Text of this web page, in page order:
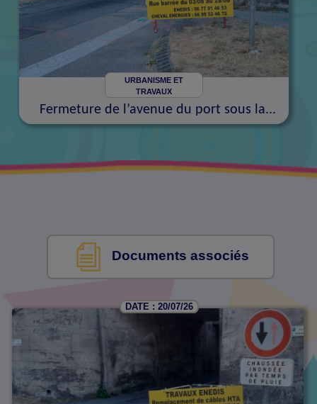
URBANISME ET
TRAVAUX
Fermeture de l’avenue du port sous la...
Documents associés
DATE : 20/07/26